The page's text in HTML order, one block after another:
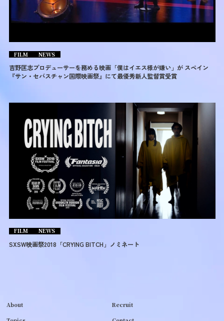
FILM NEWS
吉野匡志プロデューサーを務める映画「僕はイエス様が嫌い」が スペイン
『サン・セバスチャン国際映画祭』にて最優秀新人監督賞受賞
FILM NEWS
SXSW映画祭2018「CRYING BITCH」ノミネート
About Recruit